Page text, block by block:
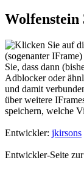
Wolfenstein
Entwickler: jkirsons
Entwickler-Seite